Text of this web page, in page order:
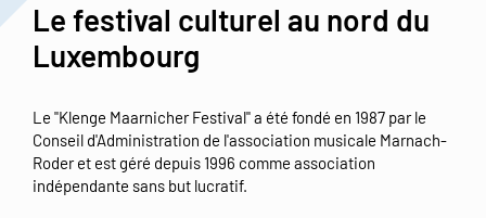
Le festival culturel au nord du
Luxembourg
Le "Klenge Maarnicher Festival" a été fondé en 1987 par le
Conseil d'Administration de l'association musicale Marnach-
Roder et est géré depuis 1996 comme association
indépendante sans but lucratif.